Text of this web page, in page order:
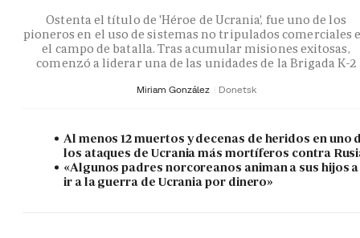
Ostenta el título de 'Héroe de Ucrania', fue uno de los
pioneros en el uso de sistemas no tripulados comerciales
el campo de batalla. Tras acumular misiones exitosas,
comenzó a liderar una de las unidades de la Brigada K-2
Miriam González Donetsk
Al menos 12 muertos y decenas de heridos en uno
los ataques de Ucrania más mortíferos contra
«Algunos padres norcoreanos animan a sus hijos a
ir a la guerra de Ucrania por dinero»